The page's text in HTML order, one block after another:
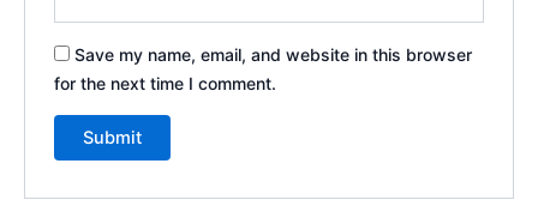
Save my name, email, and website in this browser
for the next time I comment.